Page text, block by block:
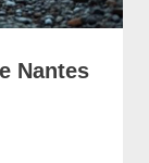
Nantes